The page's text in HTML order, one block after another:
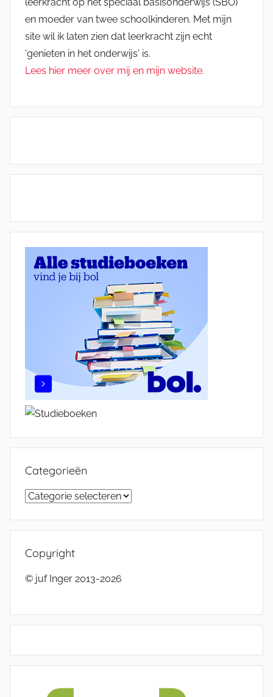
en moeder van twee schoolkinderen. Met mijn
site wil ik laten zien dat leerkracht zijn echt
'genieten in het onderwijs' is.
Lees hier meer over mij en mijn website.
Categorieën
Categorieën
Copyright
© juf Inger 2013-2026